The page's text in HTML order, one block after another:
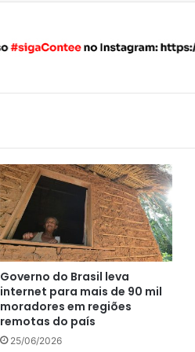
Governo do Brasil leva
internet para mais de 90 mil
moradores em regiões
remotas do país
25/06/2026